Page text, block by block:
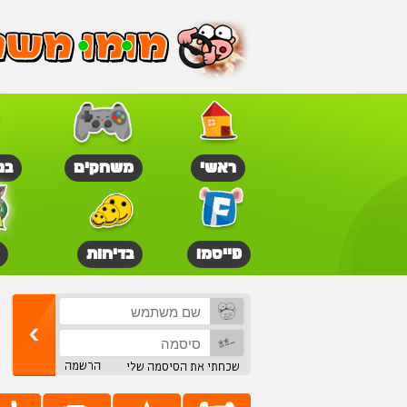
ראשי משחקים
פייסמו בדיחות
שכחתי את הסיסמה שלי הרשמה